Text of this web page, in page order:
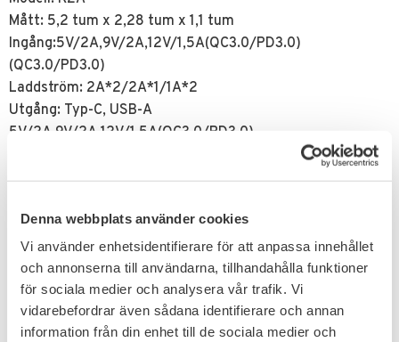
Denna webbplats använder cookies
Vi använder enhetsidentifierare för att anpassa innehållet
och annonserna till användarna, tillhandahålla funktioner
för sociala medier och analysera vår trafik. Vi
vidarebefordrar även sådana identifierare och annan
information från din enhet till de sociala medier och
Mått: 5,2 tum x 2,28 tum x 1,1 tum
Ingång:5V/2A,9V/2A,12V/1,5A(QC3.0/PD3.0)
(QC3.0/PD3.0)
Laddström: 2A*2/2A*1/1A*2
Utgång: Typ-C, USB-A
5V/2A,9V/2A,12V/1,5A(QC3.0/PD3.0)
Kompatibelt batteri: 3,6V/3,7V litiumbatteri (max längd
70-78 mm): 18650 (med skyddspaneler)20700、21700
Vikt: 81,5g (utan batteri och kabel)
Related products